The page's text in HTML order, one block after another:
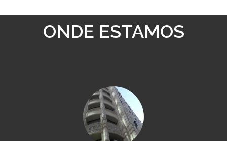
ONDE ESTAMOS